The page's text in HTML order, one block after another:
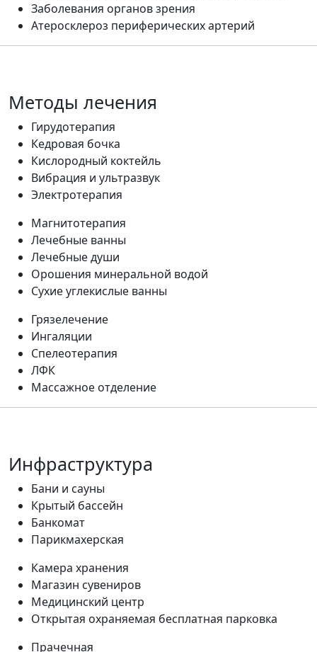
Заболевания органов зрения
Атеросклероз периферических артерий
Методы лечения
Гирудотерапия
Кедровая бочка
Кислородный коктейль
Вибрация и ультразвук
Электротерапия
Магнитотерапия
Лечебные ванны
Лечебные души
Орошения минеральной водой
Сухие углекислые ванны
Грязелечение
Ингаляции
Спелеотерапия
ЛФК
Массажное отделение
Инфраструктура
Бани и сауны
Крытый бассейн
Банкомат
Парикмахерская
Камера хранения
Магазин сувениров
Медицинский центр
Открытая охраняемая бесплатная парковка
Прачечная